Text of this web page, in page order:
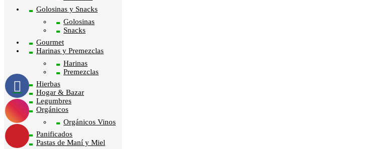
Golosinas y Snacks
Golosinas
Snacks
Gourmet
Harinas y Premezclas
Harinas
Premezclas
Hierbas
Hogar & Bazar
Legumbres
Orgánicos
Orgánicos Vinos
Panificados
Pastas de Maní y Miel